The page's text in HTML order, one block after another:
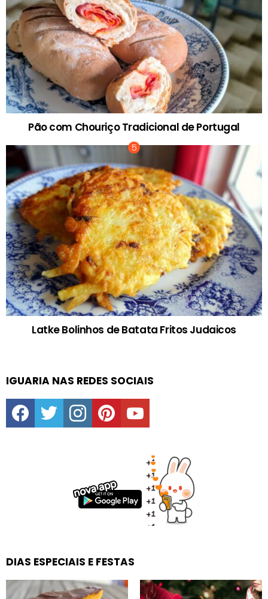
Pão com Chouriço Tradicional de Portugal
Latke Bolinhos de Batata Fritos Judaicos
IGUARIA NAS REDES SOCIAIS
facebooktwitter instagrampinterestyoutube
DIAS ESPECIAIS E FESTAS